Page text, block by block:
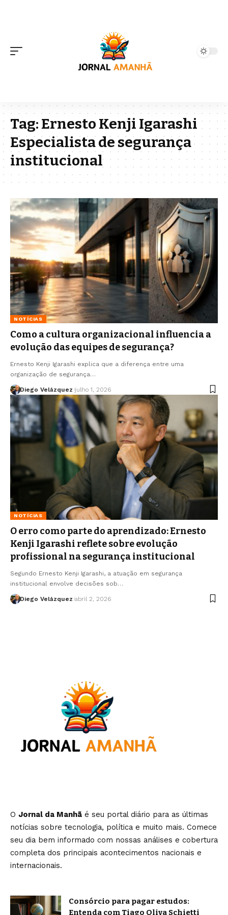
Tag:Ernesto Kenji Igarashi
Especialista de segurança
institucional
NOTÍCIAS
Como a cultura organizacional influencia a
evolução das equipes de segurança?
Ernesto Kenji Igarashi explica que a diferença entre uma
organização de segurança…
Diego Velázquez julho 1, 2026
NOTÍCIAS
O erro como parte do aprendizado: Ernesto
Kenji Igarashi reflete sobre evolução
profissional na segurança institucional
Segundo Ernesto Kenji Igarashi, a atuação em segurança
institucional envolve decisões sob…
Diego Velázquez abril 2, 2026
O Jornal da Manhã é seu portal diário para as últimas
notícias sobre tecnologia, política e muito mais. Comece
seu dia bem informado com nossas análises e cobertura
completa dos principais acontecimentos nacionais e
internacionais.
Consórcio para pagar estudos:
Entenda com Tiago Oliva Schietti